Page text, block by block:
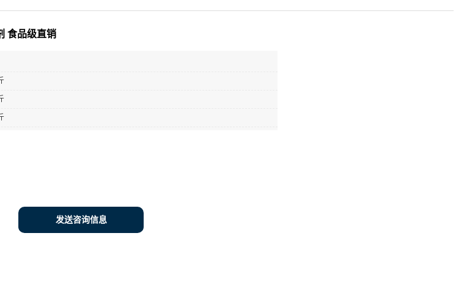
食品级直销
发送咨询信息